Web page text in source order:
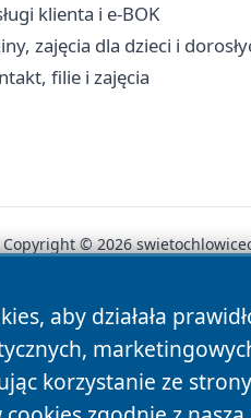
klienta i e-BOK
zajęcia dla dzieci i
filie i zajęcia
aby działała
korzystanie ze
Copyright © 2026
News Autorzy Polityka